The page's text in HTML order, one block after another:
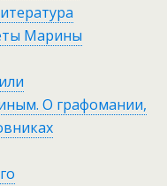
Марины
О графомании,